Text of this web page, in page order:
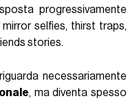
progressivamente
selfies, thirst traps,
stories.
necessariamente
, ma diventa spesso